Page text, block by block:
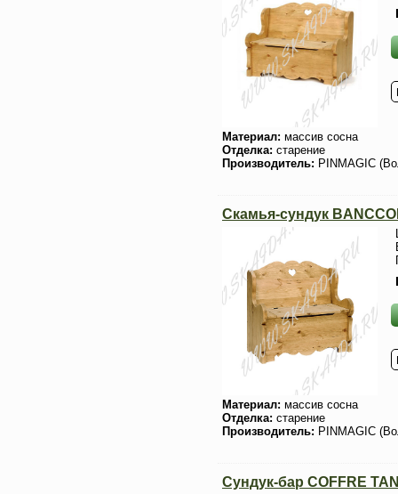
Материал: массив сосна
Отделка: старение
Производитель: PINMAGIC
Скамья-сундук
Материал: массив сосна
Отделка: старение
Производитель: PINMAGIC
Сундук-бар COFFRE